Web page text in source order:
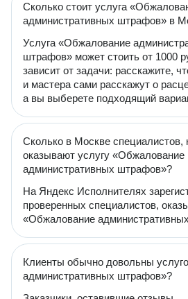
Сколько стоит услуга
административных штрафов» в
Услуга «Обжалование
штрафов» может стоить от 1000
зависит от задачи: расскажите,
и мастера сами расскажут о
а вы выберете подходящий
Сколько в Москве специалистов,
оказывают услугу «Обжалование
административных штрафов»?
На Яндекс Исполнителях
проверенных специалистов,
«Обжалование
Клиенты обычно довольны
административных штрафов»?